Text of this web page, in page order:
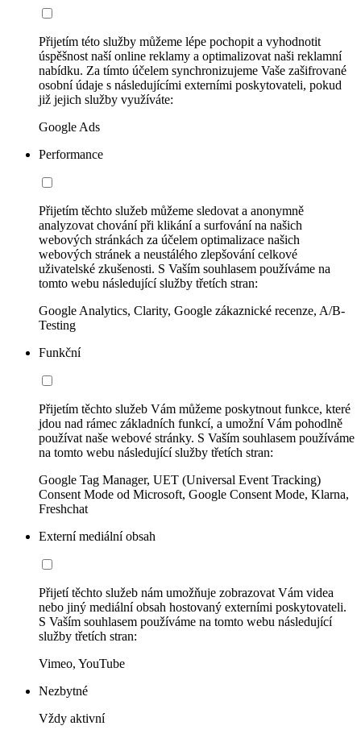
Přijetím této služby můžeme lépe pochopit a vyhodnotit
úspěšnost naší online reklamy a optimalizovat naši reklamní
nabídku. Za tímto účelem synchronizujeme Vaše zašifrované
osobní údaje s následujícími externími poskytovateli, pokud
již jejich služby využíváte:
Google Ads
Performance
Přijetím těchto služeb můžeme sledovat a anonymně
analyzovat chování při klikání a surfování na našich
webových stránkách za účelem optimalizace našich
webových stránek a neustálého zlepšování celkové
uživatelské zkušenosti. S Vaším souhlasem používáme na
tomto webu následující služby třetích stran:
Google Analytics, Clarity, Google zákaznické recenze, A/B-
Testing
Funkční
Přijetím těchto služeb Vám můžeme poskytnout funkce, které
jdou nad rámec základních funkcí, a umožní Vám pohodlně
používat naše webové stránky. S Vaším souhlasem používáme
na tomto webu následující služby třetích stran:
Google Tag Manager, UET (Universal Event Tracking)
Consent Mode od Microsoft, Google Consent Mode, Klarna,
Freshchat
Externí mediální obsah
Přijetí těchto služeb nám umožňuje zobrazovat Vám videa
nebo jiný mediální obsah hostovaný externími poskytovateli.
S Vaším souhlasem používáme na tomto webu následující
služby třetích stran:
Vimeo, YouTube
Nezbytné
Vždy aktivní